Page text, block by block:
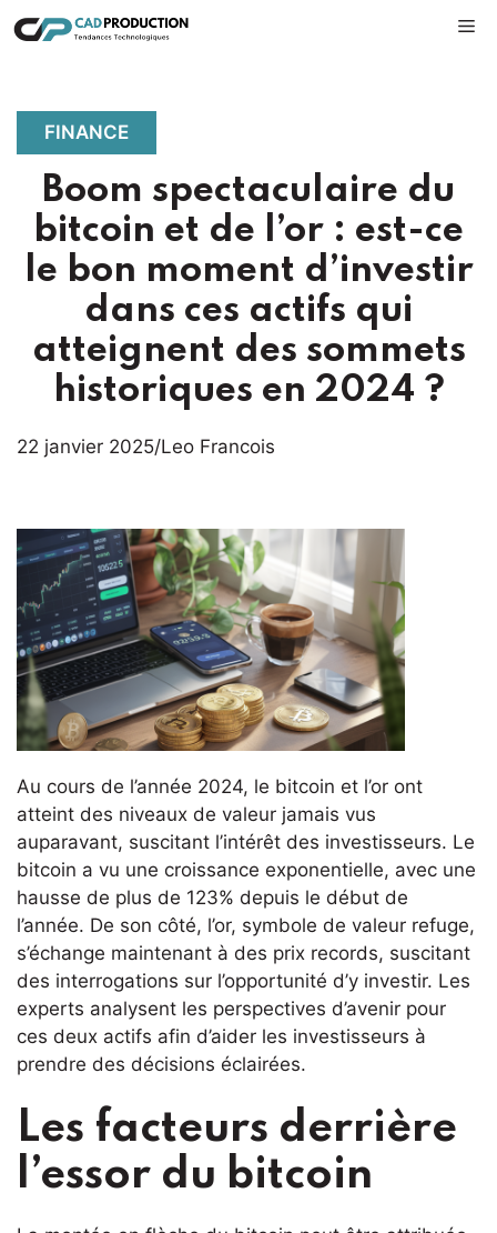
Aller
au
FINANCE
Boom spectaculaire du
bitcoin et de l’or : est-ce
le bon moment d’investir
dans ces actifs qui
atteignent des sommets
historiques en 2024 ?
22 janvier 2025/Leo Francois
Au cours de l’année 2024, le bitcoin et l’or ont
atteint des niveaux de valeur jamais vus
auparavant, suscitant l’intérêt des investisseurs. Le
bitcoin a vu une croissance exponentielle, avec une
hausse de plus de 123% depuis le début de
l’année. De son côté, l’or, symbole de valeur refuge,
s’échange maintenant à des prix records, suscitant
des interrogations sur l’opportunité d’y investir. Les
experts analysent les perspectives d’avenir pour
ces deux actifs afin d’aider les investisseurs à
prendre des décisions éclairées.
Les facteurs derrière
l’essor du bitcoin